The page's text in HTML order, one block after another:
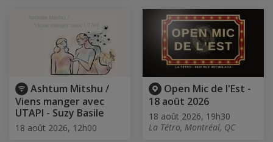
Ashtum Mitshu /
Viens manger avec
UTAPI - Suzy Basile
18 août 2026, 12h00
Open Mic de l'Est -
18 août 2026
18 août 2026, 19h30
La Tétro, Montréal, QC